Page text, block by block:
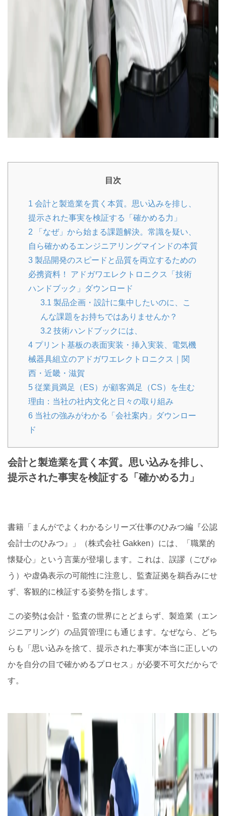
目次
1 会計と製造業を貫く本質。思い込みを排し、
提示された事実を検証する「確かめる力」
2 「なぜ」から始まる課題解決。常識を疑い、
自ら確かめるエンジニアリングマインドの本質
3 製品開発のスピードと品質を両立するための
必携資料！ アドガワエレクトロニクス「技術
ハンドブック」ダウンロード
3.1 製品企画・設計に集中したいのに、こ
んな課題をお持ちではありませんか？
3.2 技術ハンドブックには、
4 プリント基板の表面実装・挿入実装、電気機
械器具組立のアドガワエレクトロニクス｜関
西・近畿・滋賀
5 従業員満足（ES）が顧客満足（CS）を生む
理由：当社の社内文化と日々の取り組み
6 当社の強みがわかる「会社案内」ダウンロー
ド
会計と製造業を貫く本質。思い込みを排し、
提示された事実を検証する「確かめる力」
書籍「まんがでよくわかるシリーズ仕事のひみつ編『公認
会計士のひみつ』」（株式会社 Gakken）には、「職業的
懐疑心」という言葉が登場します。これは、誤謬（ごびゅ
う）や虚偽表示の可能性に注意し、監査証拠を鵜呑みにせ
ず、客観的に検証する姿勢を指します。
この姿勢は会計・監査の世界にとどまらず、製造業（エン
ジニアリング）の品質管理にも通じます。なぜなら、どち
らも「思い込みを捨て、提示された事実が本当に正しいの
かを自分の目で確かめるプロセス」が必要不可欠だからで
す。